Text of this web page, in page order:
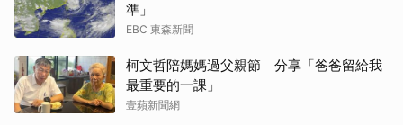
準」
EBC 東森新聞
柯文哲陪媽媽過父親節 分享「爸爸留給我
最重要的一課」
壹蘋新聞網